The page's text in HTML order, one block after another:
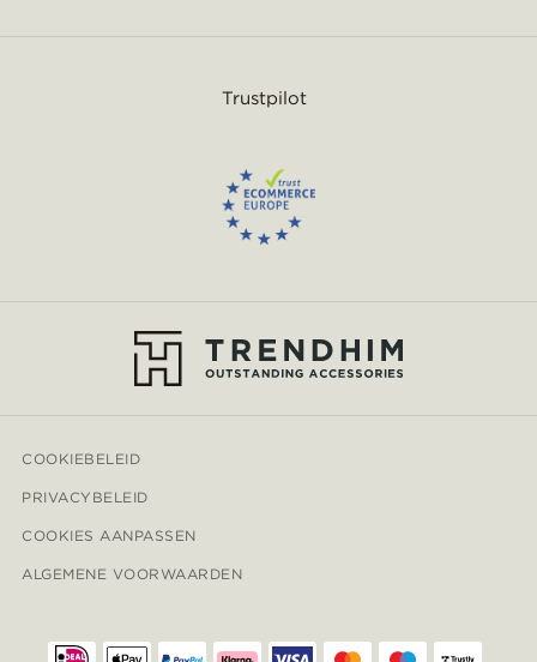
Trustpilot
COOKIEBELEID
PRIVACYBELEID
COOKIES AANPASSEN
ALGEMENE VOORWAARDEN